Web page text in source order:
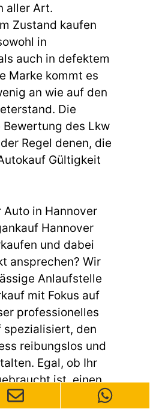
aller Art.
Zustand kaufen
in
auch in defektem
Marke kommt es
an wie auf den
Die
des Lkw
Regel denen, die
Gültigkeit
Auto in Hannover
Hannover
und dabei
ansprechen? Wir
Anlaufstelle
mit Fokus auf
professionelles
spezialisiert, den
reibungslos und
Egal, ob Ihr
ist, einen
oder andere